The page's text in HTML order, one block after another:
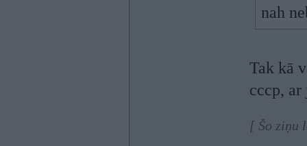
nah
Tak kā
cccp,
[ Šo ziņu